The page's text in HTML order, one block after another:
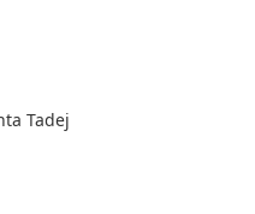
Tadej